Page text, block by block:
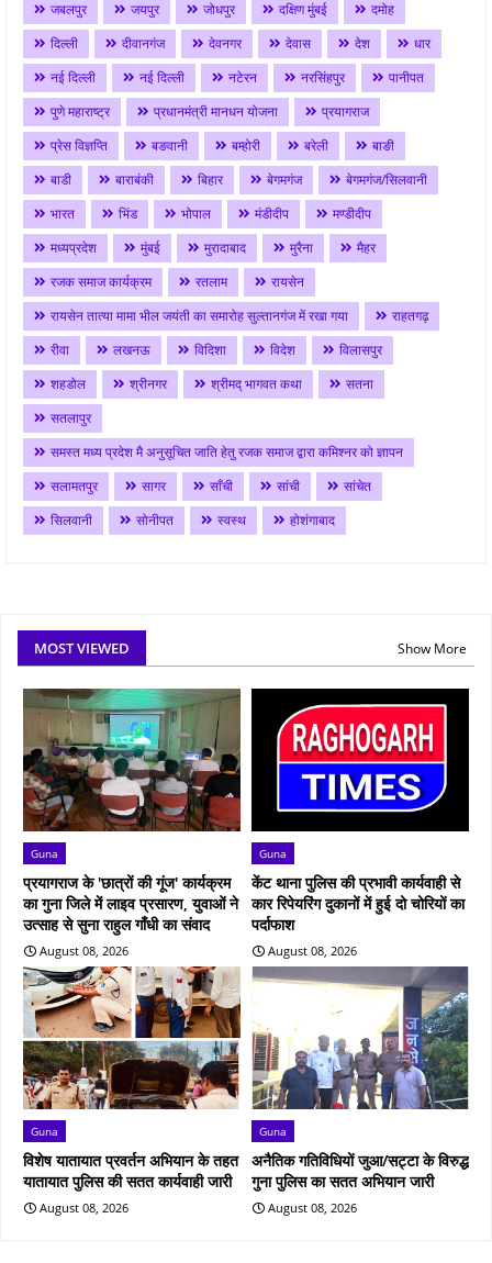
जबलपुर जयपुर जोधपुर दक्षिण मुंबई
दमोह
दिल्ली
दीवानगंज देवनगर देवास देश
धार
नई दिल्ली
नई दिल्ली नटेरन नरसिंहपुर
पानीपत
पुणे महाराष्ट्र
प्रधानमंत्री मानधन योजना
प्रयागराज
प्रेस विज्ञप्ति
बङवानी बम्होरी बरेली
बाङी
बाडी
बाराबंकी बिहार बेगमगंज
बेगमगंज/सिलवानी
भारत
भिंड भोपाल मंडीदीप
मण्डीदीप
मध्यप्रदेश
मुंबई मुरादाबाद मुरैना
मैहर
रजक समाज कार्यक्रम
रतलाम
रायसेन
रायसेन तात्या मामा भील जयंती का समारोह सुल्तानगंज में रखा गया
राहतगढ़
रीवा
लखनऊ विदिशा विदेश
विलासपुर
शहडोल
श्रीनगर श्रीमद् भागवत कथा
सतना
सतलापुर
समस्त मध्य प्रदेश मै अनुसूचित जाति हेतु रजक समाज द्वारा कमिश्नर को ज्ञापन
सलामतपुर
सागर साँची सांची
सांचेत
सिलवानी
सोनीपत स्वस्थ होशंगाबाद
MOST VIEWED Show More
Guna
प्रयागराज के 'छात्रों की गूंज' कार्यक्रम
का गुना जिले में लाइव प्रसारण, युवाओं ने
उत्साह से सुना राहुल गाँधी का संवाद
August 08, 2026
Guna
केंट थाना पुलिस की प्रभावी कार्यवाही से
कार रिपेयरिंग दुकानों में हुई दो चोरियों का
पर्दाफाश
August 08, 2026
Guna
विशेष यातायात प्रवर्तन अभियान के तहत
यातायात पुलिस की सतत कार्यवाही जारी
August 08, 2026
Guna
अनैतिक गतिविधियों जुआ/सट्टा के विरुद्ध
गुना पुलिस का सतत अभियान जारी
August 08, 2026